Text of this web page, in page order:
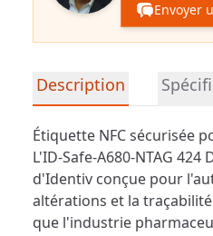
Envoyer
Informations détaillées
Description
Étiquette NFC sécurisée
L'ID-Safe-A680-NTAG
d'Identiv conçue pour
altérations et la
que l'industrie